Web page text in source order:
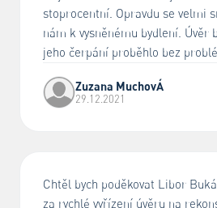
stoprocentní. Opravdu se velmi
nám k vysněnému bydlení. Úvěr
jeho čerpání proběhlo bez
Zuzana MuchovÁ
29.12.2021
Chtěl bych poděkovat Libor
za rychlé vyřízení úvěru na